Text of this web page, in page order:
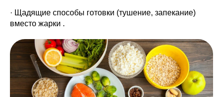
· Щадящие способы готовки (тушение, запекание)
вместо жарки .